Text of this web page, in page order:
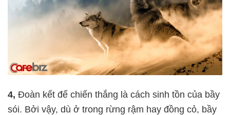
4, Đoàn kết để chiến thắng là cách sinh tồn của bầy
sói. Bởi vậy, dù ở trong rừng rậm hay đồng cỏ, bầy